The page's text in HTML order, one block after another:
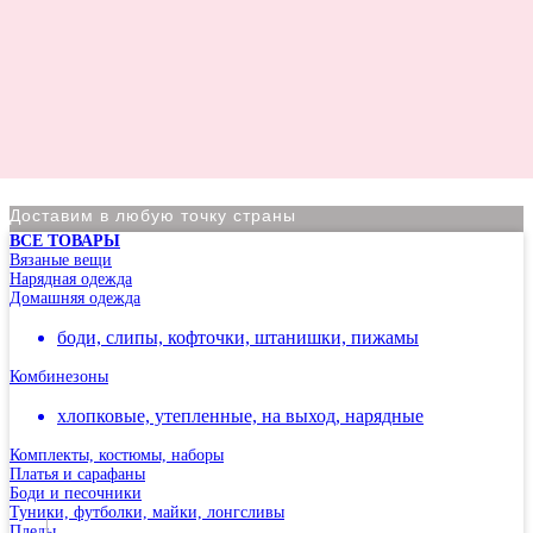
Доставим в любую точку страны
По Москве курьер в день оформления заказа
Вы на сайте Московского филиала
-5% на первый заказ (товар на скидках не участвует в
м.Чертановская.
ВСЕ ТОВАРЫ
Вязаные вещи
Нарядная одежда
Домашняя одежда
боди, слипы, кофточки, штанишки, пижамы
Комбинезоны
хлопковые, утепленные, на выход, нарядные
Комплекты, костюмы, наборы
Платья и сарафаны
Боди и песочники
Туники, футболки, майки, лонгсливы